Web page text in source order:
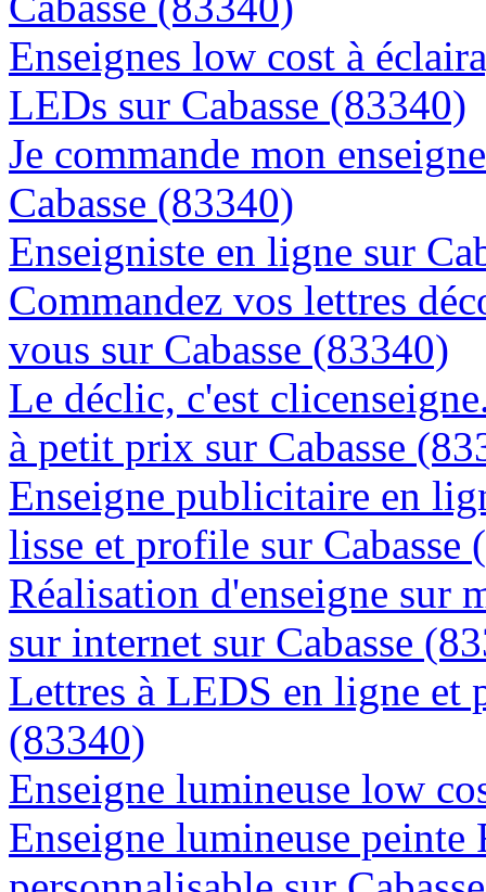
Enseignes low cost à
LEDs sur Cabasse (83340)
Je commande mon
Cabasse (83340)
Enseigniste en ligne sur
Commandez vos lettres
vous sur Cabasse (83340)
Le déclic, c'est
à petit prix sur Cabasse
Enseigne publicitaire en
lisse et profile sur Cabasse
Réalisation d'enseigne sur
sur internet sur Cabasse
Lettres à LEDS en ligne et
(83340)
Enseigne lumineuse low
Enseigne lumineuse